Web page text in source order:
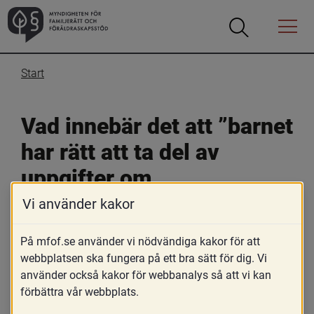
Öppna
Öppna
Menyn
Start
Vad innebär det att ”barnet
har rätt att ta del av
uppgifter om
spermiedonatorn” i 1 kap.
9 § FB?
22 mars 2019
Skriv ut
Vi använder kakor
På mfof.se använder vi nödvändiga kakor för att
webbplatsen ska fungera på ett bra sätt för dig. Vi
använder också kakor för webbanalys så att vi kan
förbättra vår webbplats.